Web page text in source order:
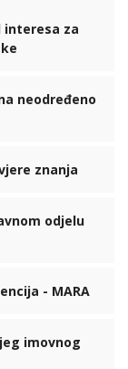
za
neodređeno
znanja
odjelu
- MARA
imovnog